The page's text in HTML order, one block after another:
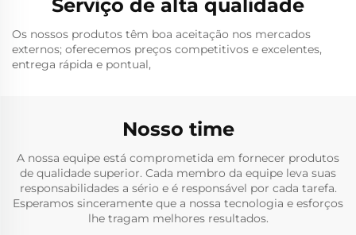
Serviço de alta qualidade
Os nossos produtos têm boa aceitação nos mercados
externos; oferecemos preços competitivos e excelentes,
entrega rápida e pontual,
Nosso time
A nossa equipe está comprometida em fornecer produtos
de qualidade superior. Cada membro da equipe leva suas
responsabilidades a sério e é responsável por cada tarefa.
Esperamos sinceramente que a nossa tecnologia e esforços
lhe tragam melhores resultados.